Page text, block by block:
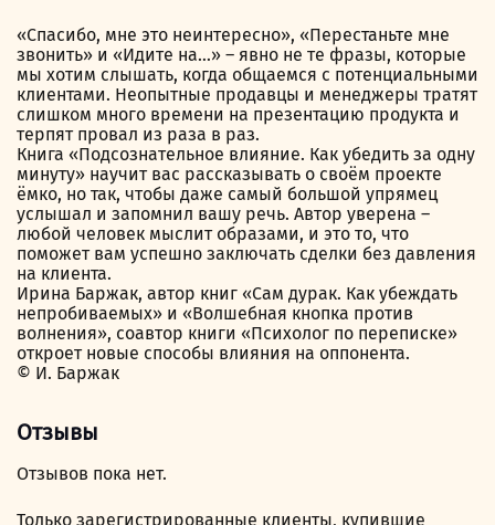
одну
минуту
«Спасибо, мне это неинтересно», «Перестаньте мне
звонить» и «Идите на…» – явно не те фразы, которые
мы хотим слышать, когда общаемся с потенциальными
клиентами. Неопытные продавцы и менеджеры тратят
слишком много времени на презентацию продукта и
терпят провал из раза в раз.
Книга «Подсознательное влияние. Как убедить за одну
минуту» научит вас рассказывать о своём проекте
ёмко, но так, чтобы даже самый большой упрямец
услышал и запомнил вашу речь. Автор уверена –
любой человек мыслит образами, и это то, что
поможет вам успешно заключать сделки без давления
на клиента.
Ирина Баржак, автор книг «Сам дурак. Как убеждать
непробиваемых» и «Волшебная кнопка против
волнения», соавтор книги «Психолог по переписке»
откроет новые способы влияния на оппонента.
© И. Баржак
Отзывы
Отзывов пока нет.
Только зарегистрированные клиенты, купившие